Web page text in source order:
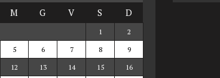
M G V S D
1
2
5 6 7 8
9
12 13 14 15 16